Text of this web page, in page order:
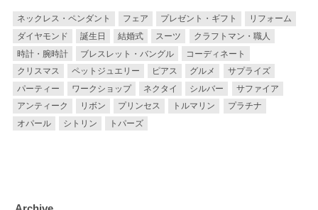
ネックレス・ペンダント フェア プレゼント・ギフト
リフォーム
ダイヤモンド
誕生日 結婚式 スーツ
クラフトマン・職人
時計・腕時計
ブレスレット・バングル
コーディネート
クリスマス
ペットジュエリー ピアス グルメ
サプライズ
パーティー
ワークショップ ネクタイ シルバー
サファイア
アンティーク
リボン プリンセス トルマリン
プラチナ
オパール
シトリン トパーズ